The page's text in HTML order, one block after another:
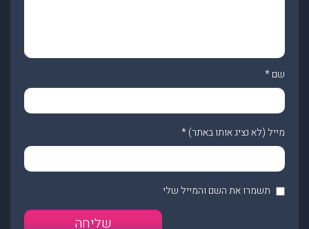
שם*
מייל (לא נציג אותו באתר)*
תשמרו את השם והמייל שלי